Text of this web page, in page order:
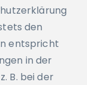
den
entspricht
in der
B. bei der